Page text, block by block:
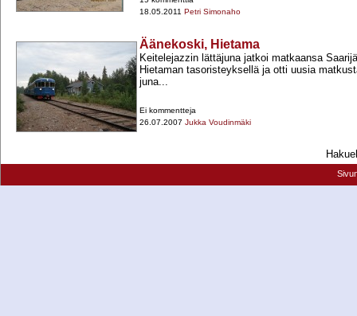
18.05.2011 Petri Simonaho
Äänekoski, Hietama
Keitelejazzin lättäjuna jatkoi matkaansa
Hietaman tasoristeyksellä ja otti uusia
juna...
Ei kommentteja
26.07.2007 Jukka Voudinmäki